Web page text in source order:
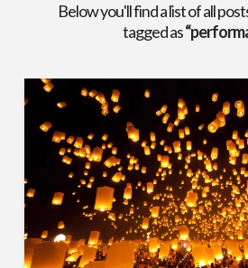
Below you'll find a list of all
tagged as